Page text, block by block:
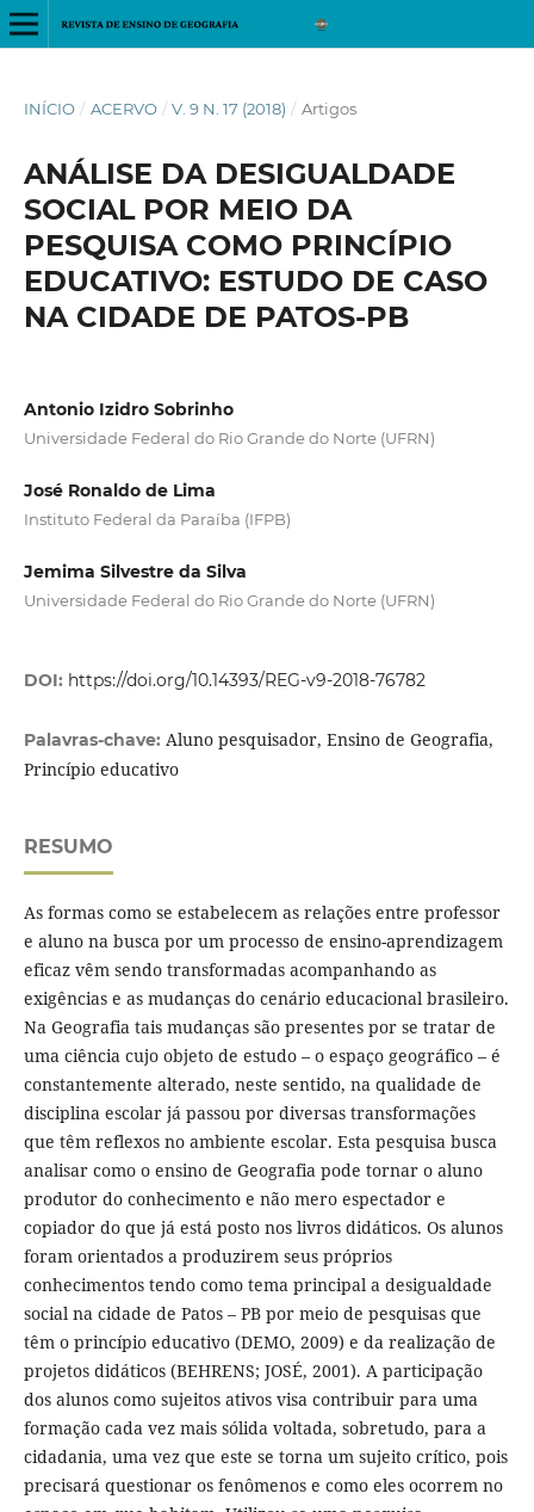
INÍCIO / ACERVO / V. 9 N. 17 (2018) / Artigos
ANÁLISE DA DESIGUALDADE
SOCIAL POR MEIO DA
PESQUISA COMO PRINCÍPIO
EDUCATIVO: ESTUDO DE CASO
NA CIDADE DE PATOS-PB
Antonio Izidro Sobrinho
Universidade Federal do Rio Grande do Norte (UFRN)
José Ronaldo de Lima
Instituto Federal da Paraíba (IFPB)
Jemima Silvestre da Silva
Universidade Federal do Rio Grande do Norte (UFRN)
DOI: https://doi.org/10.14393/REG-v9-2018-76782
Palavras-chave: Aluno pesquisador, Ensino de Geografia,
Princípio educativo
RESUMO
As formas como se estabelecem as relações entre professor
e aluno na busca por um processo de ensino-aprendizagem
eficaz vêm sendo transformadas acompanhando as
exigências e as mudanças do cenário educacional brasileiro.
Na Geografia tais mudanças são presentes por se tratar de
uma ciência cujo objeto de estudo – o espaço geográfico – é
constantemente alterado, neste sentido, na qualidade de
disciplina escolar já passou por diversas transformações
que têm reflexos no ambiente escolar. Esta pesquisa busca
analisar como o ensino de Geografia pode tornar o aluno
produtor do conhecimento e não mero espectador e
copiador do que já está posto nos livros didáticos. Os alunos
foram orientados a produzirem seus próprios
conhecimentos tendo como tema principal a desigualdade
social na cidade de Patos – PB por meio de pesquisas que
têm o princípio educativo (DEMO, 2009) e da realização de
projetos didáticos (BEHRENS; JOSÉ, 2001). A participação
dos alunos como sujeitos ativos visa contribuir para uma
formação cada vez mais sólida voltada, sobretudo, para a
cidadania, uma vez que este se torna um sujeito crítico, pois
precisará questionar os fenômenos e como eles ocorrem no